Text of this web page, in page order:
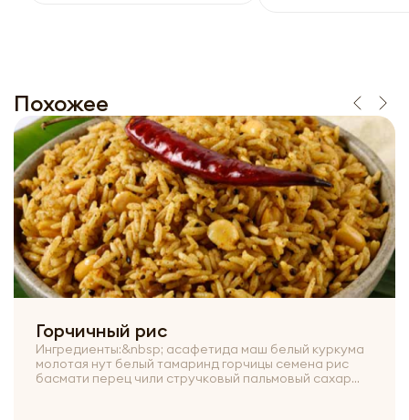
Похожее
Горчичный рис
Ингредиенты:&nbsp; асафетида маш белый куркума
молотая нут белый тамаринд горчицы семена рис
басмати перец чили стручковый пальмовый сахар...